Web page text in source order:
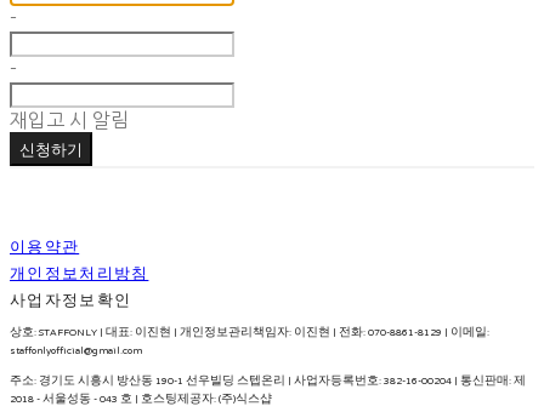
-
-
재입고 시 알림
신청하기
이용약관
개인정보처리방침
사업자정보확인
상호: STAFFONLY | 대표: 이진현 | 개인정보관리책임자: 이진현 | 전화: 070-8861-8129 | 이메일:
staffonlyofficial@gmail.com
주소: 경기도 시흥시 방산동 190-1 선우빌딩 스텝온리 | 사업자등록번호:382-16-00204| 통신판매:제
2018 - 서울성동 - 043 호| 호스팅제공자: (주)식스샵